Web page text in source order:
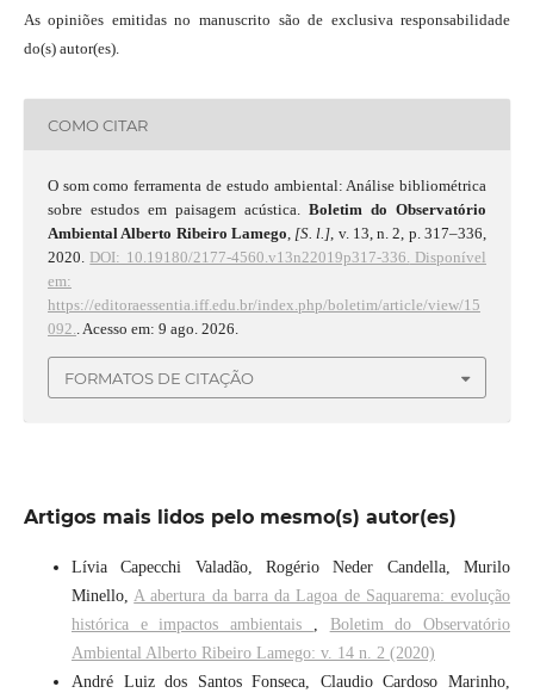
As opiniões emitidas no manuscrito são de exclusiva responsabilidade
do(s) autor(es).
COMO CITAR
O som como ferramenta de estudo ambiental: Análise bibliométrica
sobre estudos em paisagem acústica.Boletim do Observatório
Ambiental Alberto Ribeiro Lamego, [S. l.], v. 13, n. 2, p. 317–336,
2020. DOI: 10.19180/2177-4560.v13n22019p317-336. Disponível
em:
https://editoraessentia.iff.edu.br/index.php/boletim/article/view/15
092.. Acesso em: 9 ago. 2026.
FORMATOS DE CITAÇÃO
Artigos mais lidos pelo mesmo(s) autor(es)
Lívia Capecchi Valadão, Rogério Neder Candella, Murilo
Minello, A abertura da barra da Lagoa de Saquarema: evolução
histórica e impactos ambientais
Boletim do Observatório
Ambiental Alberto Ribeiro Lamego: v. 14 n. 2 (2020)
André Luiz dos Santos Fonseca, Claudio Cardoso Marinho,